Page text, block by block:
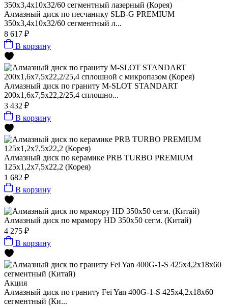
Алмазный диск по песчанику SLB-G PREMIUM
350х3,4х10х32/60 сегментный л...
8 617 ₽
В корзину
Алмазный диск по граниту M-SLOT STANDART
200x1,6x7,5x22,2/25,4 сплошно...
3 432 ₽
В корзину
Алмазный диск по керамике PRB TURBO PREMIUM
125x1,2x7,5x22,2 (Корея)
1 682 ₽
В корзину
Алмазный диск по мрамору HD 350x50 сегм. (Китай)
4 275 ₽
В корзину
Акция
Алмазный диск по граниту Fei Yan 400G-1-S 425x4,2x18x60
сегментный (Ки...